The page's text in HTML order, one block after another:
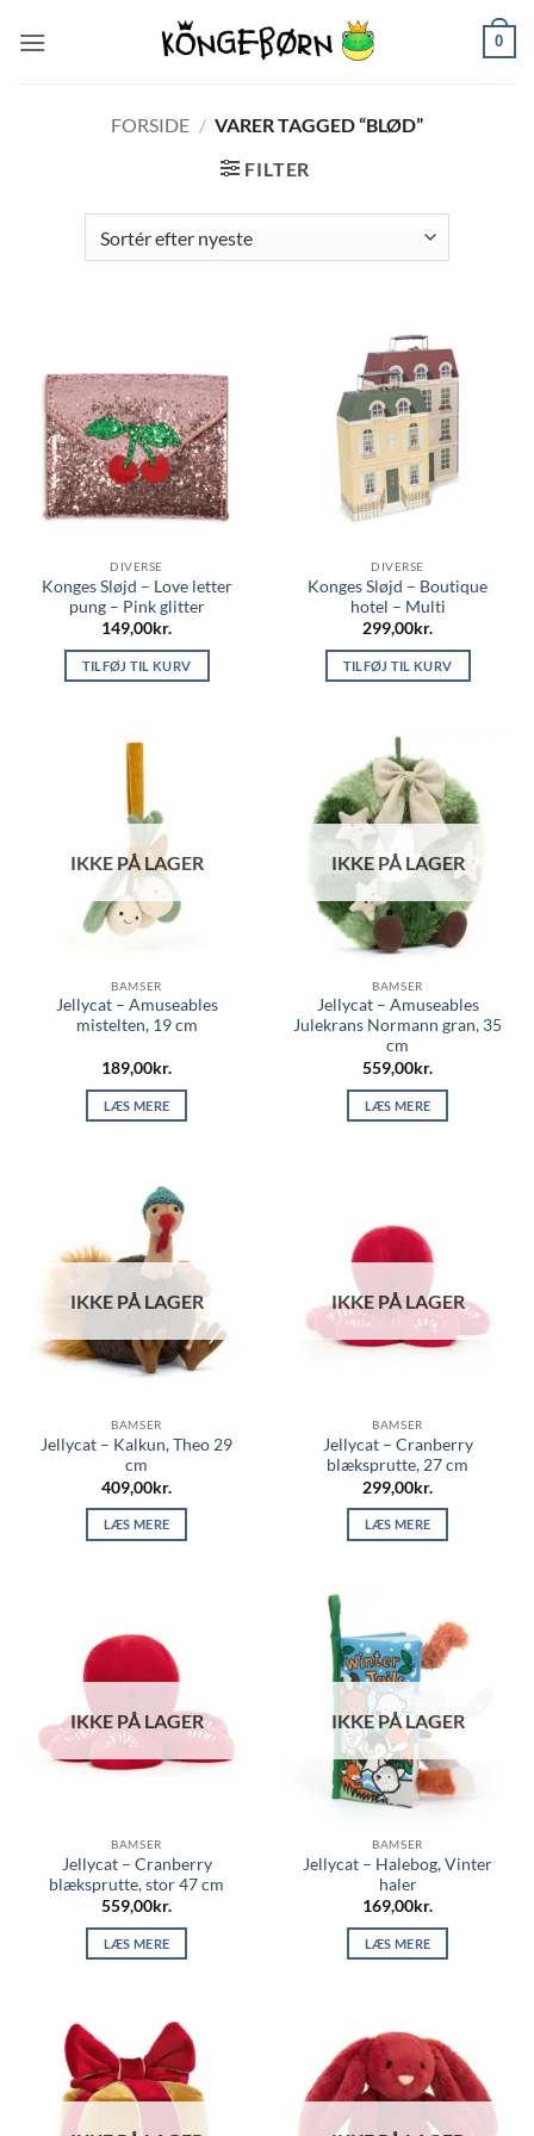
0
FORSIDE / VARER TAGGED “BLØD”
FILTER
DIVERSE
Konges Sløjd – Love letter
pung – Pink glitter
149,00kr.
TILFØJ TIL KURV
DIVERSE
Konges Sløjd – Boutique
hotel – Multi
299,00kr.
TILFØJ TIL KURV
IKKE PÅ LAGER
BAMSER
Jellycat – Amuseables
mistelten, 19 cm
189,00kr.
LÆS MERE
IKKE PÅ LAGER
BAMSER
Jellycat – Amuseables
Julekrans Normann gran, 35
cm
559,00kr.
LÆS MERE
IKKE PÅ LAGER
BAMSER
Jellycat – Kalkun, Theo 29
cm
409,00kr.
LÆS MERE
IKKE PÅ LAGER
BAMSER
Jellycat – Cranberry
blæksprutte, 27 cm
299,00kr.
LÆS MERE
IKKE PÅ LAGER
BAMSER
Jellycat – Cranberry
blæksprutte, stor 47 cm
559,00kr.
LÆS MERE
IKKE PÅ LAGER
BAMSER
Jellycat – Halebog, Vinter
haler
169,00kr.
LÆS MERE